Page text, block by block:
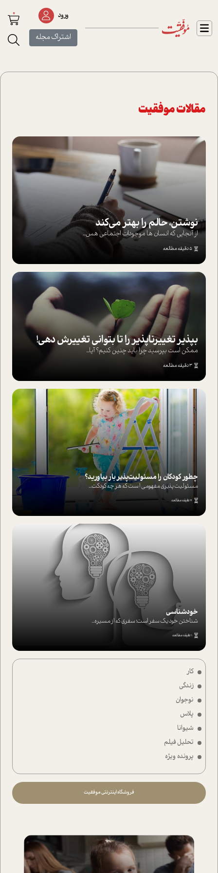
ورود
اشتراک مجله
0
مقالات موفقیت
کار
زندگی
نوجوان
پلاس
شیوانا
تحلیل فیلم
پرونده ویژه
فروشگاه اینترنتی موفقیت
نوشتن، حالم را بهتر می‌کند
از آنجایی که انسان ها موجودات اجتماعی هس...
5 دقیقه مطالعه
بپذير تغييرناپذير را تا بتواني تغييرش دهي!‏
ممکن است بپرسيد چرا بايد چنين کنيم؟ آيا...
3 دقیقه مطالعه
چطور کودکان را مسئولیت‌پذیر بار بیاورید؟
مسئولیت پذیری مفهومی ا ست که هر چه کودکت...
4 دقیقه مطالعه
خودشناسی
شناختن خود یک سفر است؛ سفری که از مسیره...
1 دقیقه مطالعه